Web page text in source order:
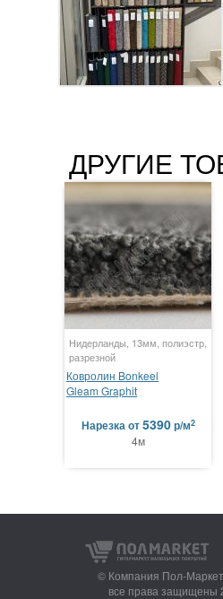
ДРУГИЕ
Нидерланды, 13мм, полиэстр,
разрезной
Ковролин Bonkeel
Gleam Graphit
Нарезкаот5390р/м2
4м
© Компания Пол-Маркет,
все права защищены